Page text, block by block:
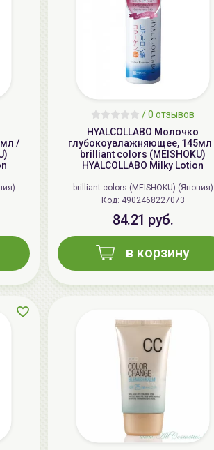
/
/0 отзывов
HYALCOLLABO Молочко
глубокоувлажняющее, 145мл
brilliant colors (MEISHOKU)
HYALCOLLABO Milky Lotion
brilliant colors (MEISHOKU) (Япония)
Код: 4902468227073
84.21 руб.
в корзину